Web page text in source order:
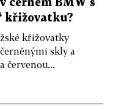
černém BMW s
křižovatku?
křižovatky
skly a
červenou...